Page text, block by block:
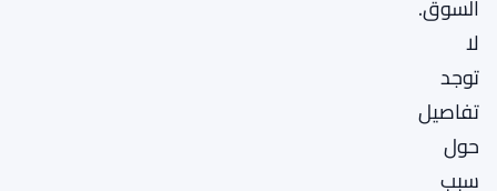
السوق.
لا
توجد
تفاصيل
حول
سبب